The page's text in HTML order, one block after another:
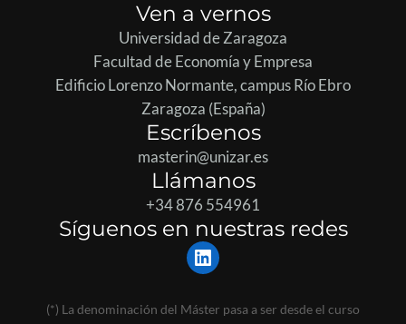
Ven a vernos
Universidad de Zaragoza
Facultad de Economía y Empresa
Edificio Lorenzo Normante, campus Río Ebro
Zaragoza (España)
Escríbenos
masterin@unizar.es
Llámanos
+34 876 554961
Síguenos en nuestras redes
LinkedIn
(*) La denominación del Máster pasa a ser desde el curso